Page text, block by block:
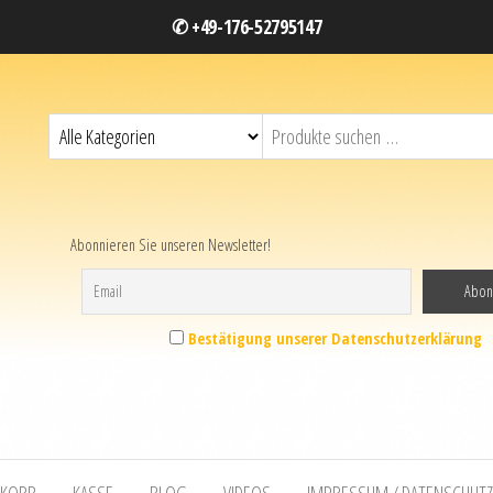
✆ +49-176-52795147
Abonnieren Sie unseren Newsletter!
Bestätigung unserer Datenschutzerklärung